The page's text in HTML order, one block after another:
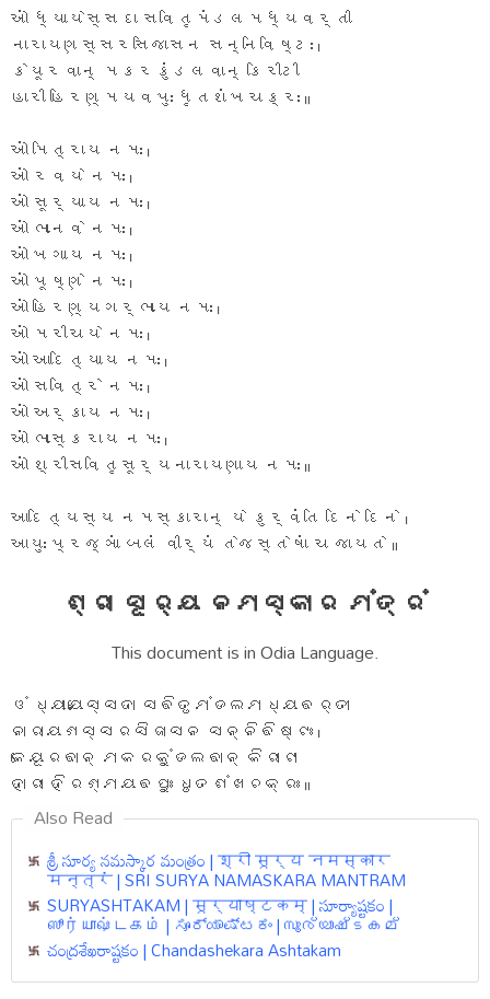
ઓં ધ્યાયેસ્સદા સવિતૃમંડલમધ્યવર્તી
નારાયણસ્સરસિજાસન સન્નિવિષ્ટઃ ।
કેયૂરવાન્ મકરકુંડલવાન્ કિરીટી
હારી હિરણ્મયવપુઃ ધૃતશંખચક્રઃ ॥
ઓં મિત્રાય નમઃ ।
ઓં રવયે નમઃ ।
ઓં સૂર્યાય નમઃ ।
ઓં ભાનવે નમઃ ।
ઓં ખગાય નમઃ ।
ઓં પૂષ્ણે નમઃ ।
ઓં હિરણ્યગર્ભાય નમઃ ।
ઓં મરીચયે નમઃ ।
ઓં આદિત્યાય નમઃ ।
ઓં સવિત્રે નમઃ ।
ઓં અર્કાય નમઃ ।
ઓં ભાસ્કરાય નમઃ ।
ઓં શ્રીસવિતૃસૂર્યનારાયણાય નમઃ ॥
આદિત્યસ્ય નમસ્કારાન્ યે કુર્વંતિ દિને દિને ।
આયુઃ પ્રજ્ઞાં બલં વીર્યં તેજસ્તેષાં ચ જાયતે ॥
ଶ୍ରୀ ସୂର୍ୟ ନମସ୍କାର ମଂତ୍ରଂ
This document is in Odia Language.
ଓଂ ଧ୍ୟାୟେସ୍ସଦା ସଵିତୃମଂଡଲମଧ୍ୟଵର୍ତୀ
ନାରାୟଣସ୍ସରସିଜାସନ ସନ୍ନିଵିଷ୍ଟଃ ।
କେୟୂରଵାନ୍ ମକରକୁଂଡଲଵାନ୍ କିରୀଟୀ
ହାରୀ ହିରଣ୍ମୟଵପୁଃ ଧୃତଶଂଖଚକ୍ରଃ ॥
Also Read
శ్రీ సూర్య నమస్కార మంత్రం | श्री सूर्य नमस्कार
मन्त्रं | SRI SURYA NAMASKARA MANTRAM
SURYASHTAKAM | सूर्याष्टकम् | సూర్యాష్టకం |
ஸூர்யாஷ்டகம் | ಸೂರ್ಯಾಷ್ಟಕಂ | സൂര്യാഷ്ടകമ്
చంద్రశేఖరాష్టకం | Chandashekara Ashtakam